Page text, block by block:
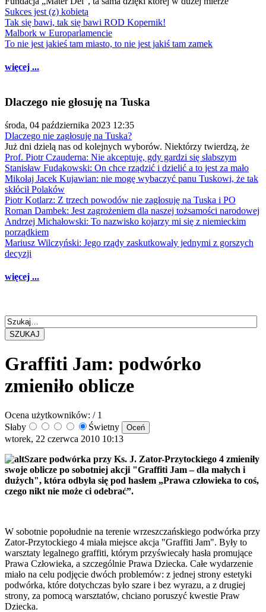
Sukces jest (z) kobietą
Tak się bawi, tak się bawi ROD Kopernik!
Malbork w Europarlamencie
To nie jest jakieś tam miasto, to nie jest jakiś tam zamek
więcej ...
Dlaczego nie głosuję na Tuska
środa, 04 października 2023 12:35
Dlaczego nie zagłosuję na Tuska?
Już dni dzielą nas od kolejnych wyborów. Niektórzy twierdzą, że
Prof. Piotr Czauderna: Nie akceptuję, gdy gardzi się słabszym
Stanisław Fudakowski: On chce rządzić i dzielić a to jest za mało
Mikołaj Jacek Kujawian: nie mogę wybaczyć panu Tuskowi, że tak
skłócił Polaków
Piotr Kotlarz: Z trzech powodów nie zagłosuję na Tuska i PO
Roman Dambek: Jest zagrożeniem dla naszej tożsamości narodowej
Andrzej Michałowski: To nazwisko kojarzy mi się z niemieckim
porządkiem
Mariusz Wilczyński: Jego rządy zaskutkowały jednymi z gorszych
decyzji
więcej ...
SZUKAJ
Graffiti Jam: podwórko
zmieniło oblicze
Ocena użytkowników: / 1
Słaby
Świetny
wtorek, 22 czerwca 2010 10:13
Szare podwórka przy Ks. J. Zator-Przytockiego 4 zmieniły
swoje oblicze po sobotniej akcji "Graffiti Jam – dla małych i
dużych", która odbyła się pod hasłem „Prawa człowieka to coś,
czego nikt nie może ci odebrać”.
W sobotnie popołudnie na terenie wrzeszczańskiego podwórka przy
Zator-Przytockiego 4 miała miejsce akcja "Graffiti Jam". Były to
warsztaty legalnego graffiti, którym przyświecały hasła promujące
Prawa Człowieka, a szczególnie Prawa Dziecka. Całe wydarzenie
miało na celu podjęcie dwóch problemów: z jednej strony estetyki
podwórka, które dotychczas było szare i bez wyrazu, a z drugiej
strony, za pomocą warsztatów, chciano poruszyć kwestie Praw
Dziecka.